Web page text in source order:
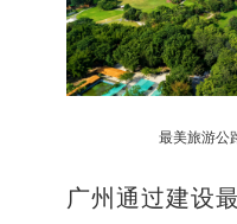
最美旅游公
广州通过建设最